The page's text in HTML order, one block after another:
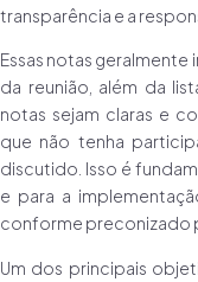
transparência e a
Essas notas geralmente
da reunião, além da
notas sejam claras e
que não tenha
discutido. Isso é
e para a
conforme preconizado
Um dos principais